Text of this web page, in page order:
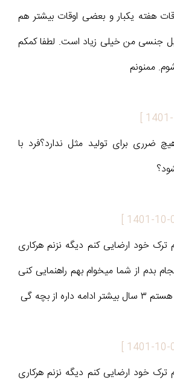
هفته یکبار و بعضی اوقات بیشتر هم
جنسی من خیلی زیاد است. لطفا کمکم
ممنونم
]
ضرری برای تولید مثل ندارد؟فرد با
1401-10-
]
ترک خود ارضایی کنم دیگه نزنم هرکاری
بدم از شما میخوام بهم راهنمایی کنی
1401-10-
]
ترک خود ارضایی کنم دیگه نزنم هرکاری